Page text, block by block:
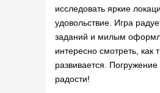
исследовать яркие
удовольствие. Игра
заданий и милым
интересно смотреть, как
развивается.
радости!